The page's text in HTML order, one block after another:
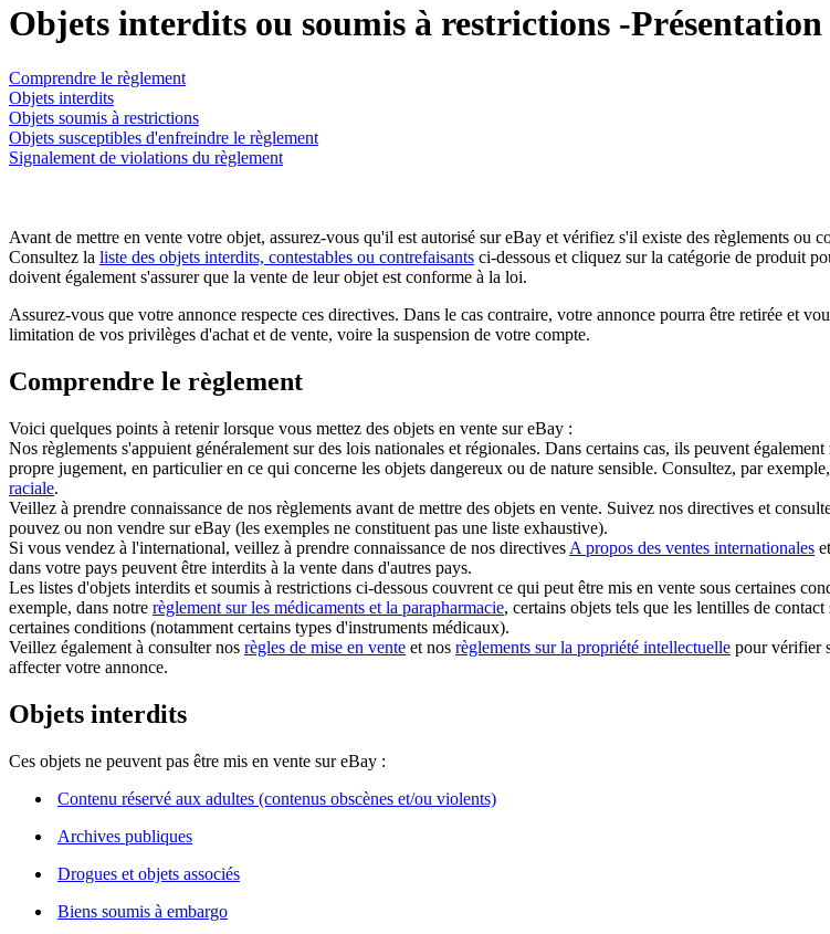
Objets interdits ou soumis à restrictions -Présentation
Comprendre le règlement
Objets interdits
Objets soumis à restrictions
Objets susceptibles d'enfreindre le règlement
Signalement de violations du règlement
Avant de mettre en vente votre objet, assurez-vous qu'il est autorisé sur eBay et vérifiez s'il existe des règlements ou
Consultez la liste des objets interdits, contestables ou contrefaisants ci-dessous et cliquez sur la catégorie de produit
doivent également s'assurer que la vente de leur objet est conforme à la loi.
Assurez-vous que votre annonce respecte ces directives. Dans le cas contraire, votre annonce pourra être retirée et
limitation de vos privilèges d'achat et de vente, voire la suspension de votre compte.
Comprendre le règlement
Voici quelques points à retenir lorsque vous mettez des objets en vente sur eBay :
Nos règlements s'appuient généralement sur des lois nationales et régionales. Dans certains cas, ils peuvent
propre jugement, en particulier en ce qui concerne les objets dangereux ou de nature sensible. Consultez, par
raciale.
Veillez à prendre connaissance de nos règlements avant de mettre des objets en vente. Suivez nos directives et
pouvez ou non vendre sur eBay (les exemples ne constituent pas une liste exhaustive).
Si vous vendez à l'international, veillez à prendre connaissance de nos directives A propos des ventes internationales et
dans votre pays peuvent être interdits à la vente dans d'autres pays.
Les listes d'objets interdits et soumis à restrictions ci-dessous couvrent ce qui peut être mis en vente sous certaines
exemple, dans notre règlement sur les médicaments et la parapharmacie, certains objets tels que les lentilles de
certaines conditions (notamment certains types d'instruments médicaux).
Veillez également à consulter nos règles de mise en vente et nos règlements sur la propriété intellectuelle pour vérifier
affecter votre annonce.
Objets interdits
Ces objets ne peuvent pas être mis en vente sur eBay :
Contenu réservé aux adultes (contenus obscènes et/ou violents)
Archives publiques
Drogues et objets associés
Biens soumis à embargo